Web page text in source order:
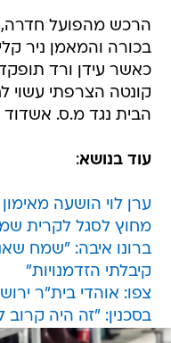
הרכש מהפועל חדרה,
בכורה והמאמן ניר
כאשר עידן ורד
קונטה הצרפתי עשוי
הבית נגד מ.ס. אשדוד
עוד בנושא:
ערן לוי הושעה
מחוץ לסגל לקרית
ברונו איבה: "שמח
קיבלתי הזדמנויות"
צפו: אוהדי בית"ר
בסכנין: "זה היה קרוב